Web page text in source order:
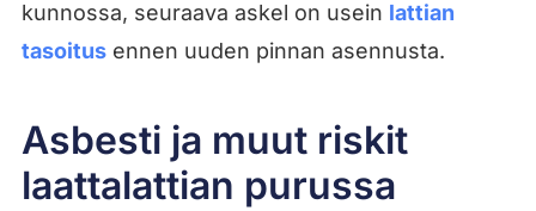
kunnossa, seuraava askel on usein lattian
tasoitusennen uuden pinnan asennusta.
Asbesti ja muut riskit
laattalattian purussa